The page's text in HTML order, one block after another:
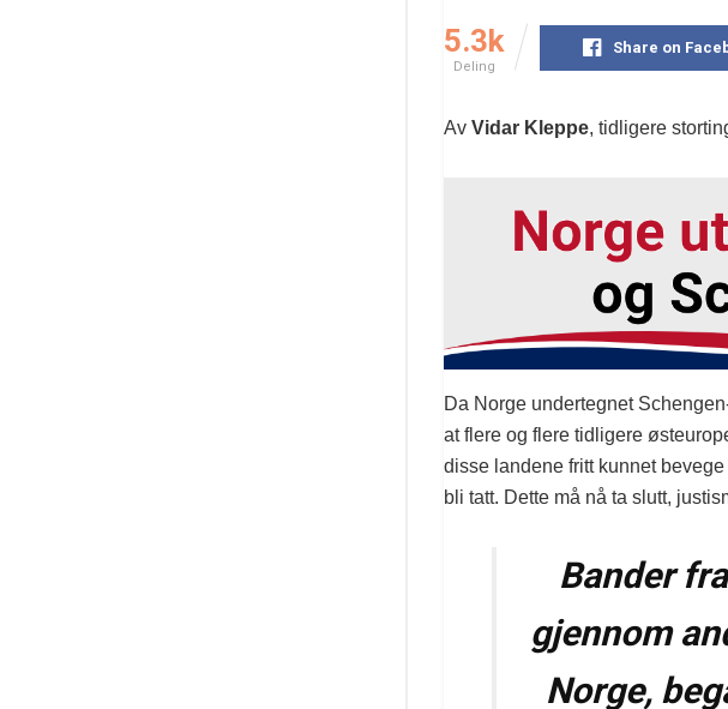
5.3k
Deling
Share on
Av Vidar Kleppe, tidligere
Da Norge undertegnet
at flere og flere tidligere
disse landene fritt kunnet
bli tatt. Dette må nå ta slutt,
Bander
gjennom
Norge,